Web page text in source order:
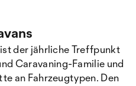
der jährliche Treffpunkt
Caravaning-Familie und
an Fahrzeugtypen. Den